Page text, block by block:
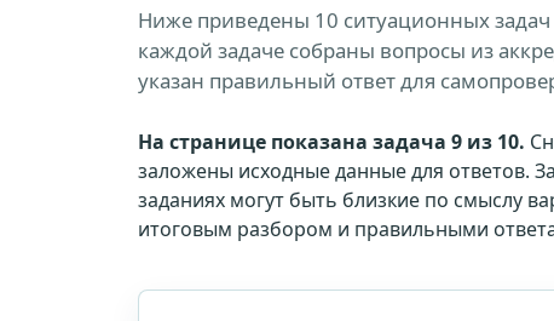
Ниже приведены 10 ситуационных
каждой задаче собраны вопросы из
указан правильный ответ для
На странице показана задача 9 из 10.
заложены исходные данные для ответов.
заданиях могут быть близкие по смыслу
итоговым разбором и правильными